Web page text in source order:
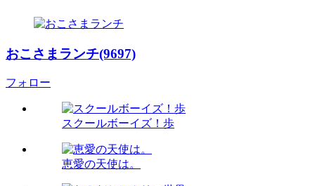
おこさまランチ(9697)
フォロー
スクールボーイズ！歩
恵愛の天使は。